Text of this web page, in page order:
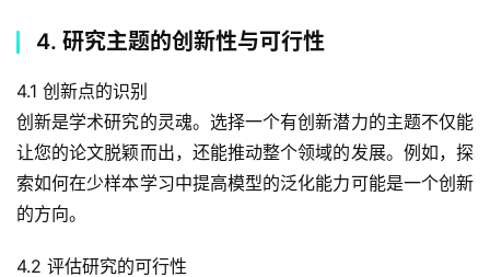
4. 研究主题的创新性与可行性
4.1 创新点的识别
创新是学术研究的灵魂。选择一个有创新潜力的主题不仅能
让您的论文脱颖而出，还能推动整个领域的发展。例如，探
索如何在少样本学习中提高模型的泛化能力可能是一个创新
的方向。
4.2 评估研究的可行性